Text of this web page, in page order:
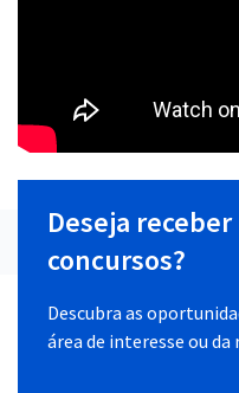
Deseja
concursos?
Descubra as
área de interesse ou